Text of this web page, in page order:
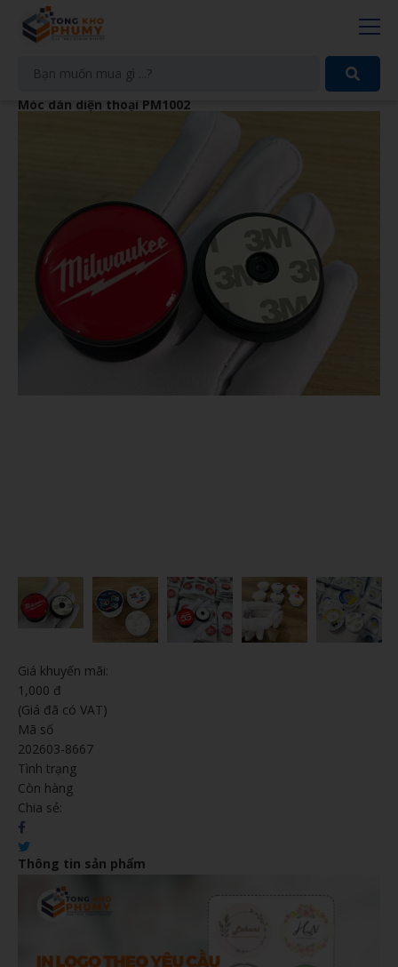
Móc dán diện thoại PM1002
Giá khuyến mãi:
1,000 đ
(Giá đã có VAT)
Mã số
202603-8667
Tình trạng
Còn hàng
Chia sẻ:
Thông tin sản phẩm